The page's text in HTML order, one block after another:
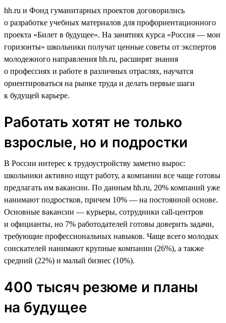
hh.ru и Фонд гуманитарных проектов договорились
о разработке учебных материалов для профориентационного
проекта «Билет в будущее». На занятиях курса «Россия — мои
горизонты» школьники получат ценные советы от экспертов
молодежного направления hh.ru, расширят знания
о профессиях и работе в различных отраслях, научатся
ориентироваться на рынке труда и делать первые шаги
к будущей карьере.
Работать хотят не только
взрослые, но и подростки
В России интерес к трудоустройству заметно вырос:
школьники активно ищут работу, а компании все чаще готовы
предлагать им вакансии. По данным hh.ru, 20% компаний уже
нанимают подростков, причем 10% — на постоянной основе.
Основные вакансии — курьеры, сотрудники call-центров
и официанты, но 7% работодателей готовы доверить задачи,
требующие профессиональных навыков. Чаще всего молодых
соискателей нанимают крупные компании (26%), а также
средний (22%) и малый бизнес (10%).
400 тысяч резюме и планы
на будущее